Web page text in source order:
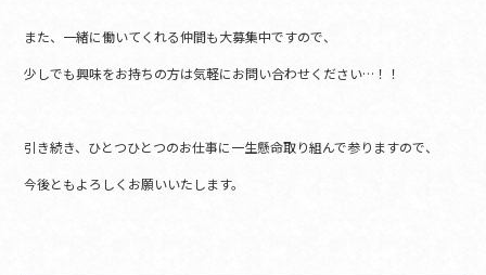
また、一緒に働いてくれる仲間も大募集中ですので、
少しでも興味をお持ちの方は気軽にお問い合わせください…！！
引き続き、ひとつひとつのお仕事に一生懸命取り組んで参りますので、
今後ともよろしくお願いいたします。